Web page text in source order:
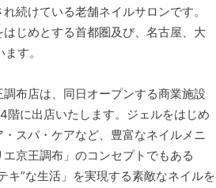
続けている老舗ネイルサロンです。
じめとする首都圏及び、名古屋、大
す。
布店は、同日オープンする商業施設
階に出店いたします。ジェルをはじめ
スパ・ケアなど、豊富なネイルメニ
京王調布」のコンセプトでもある
キ”な生活」を実現する素敵なネイルを